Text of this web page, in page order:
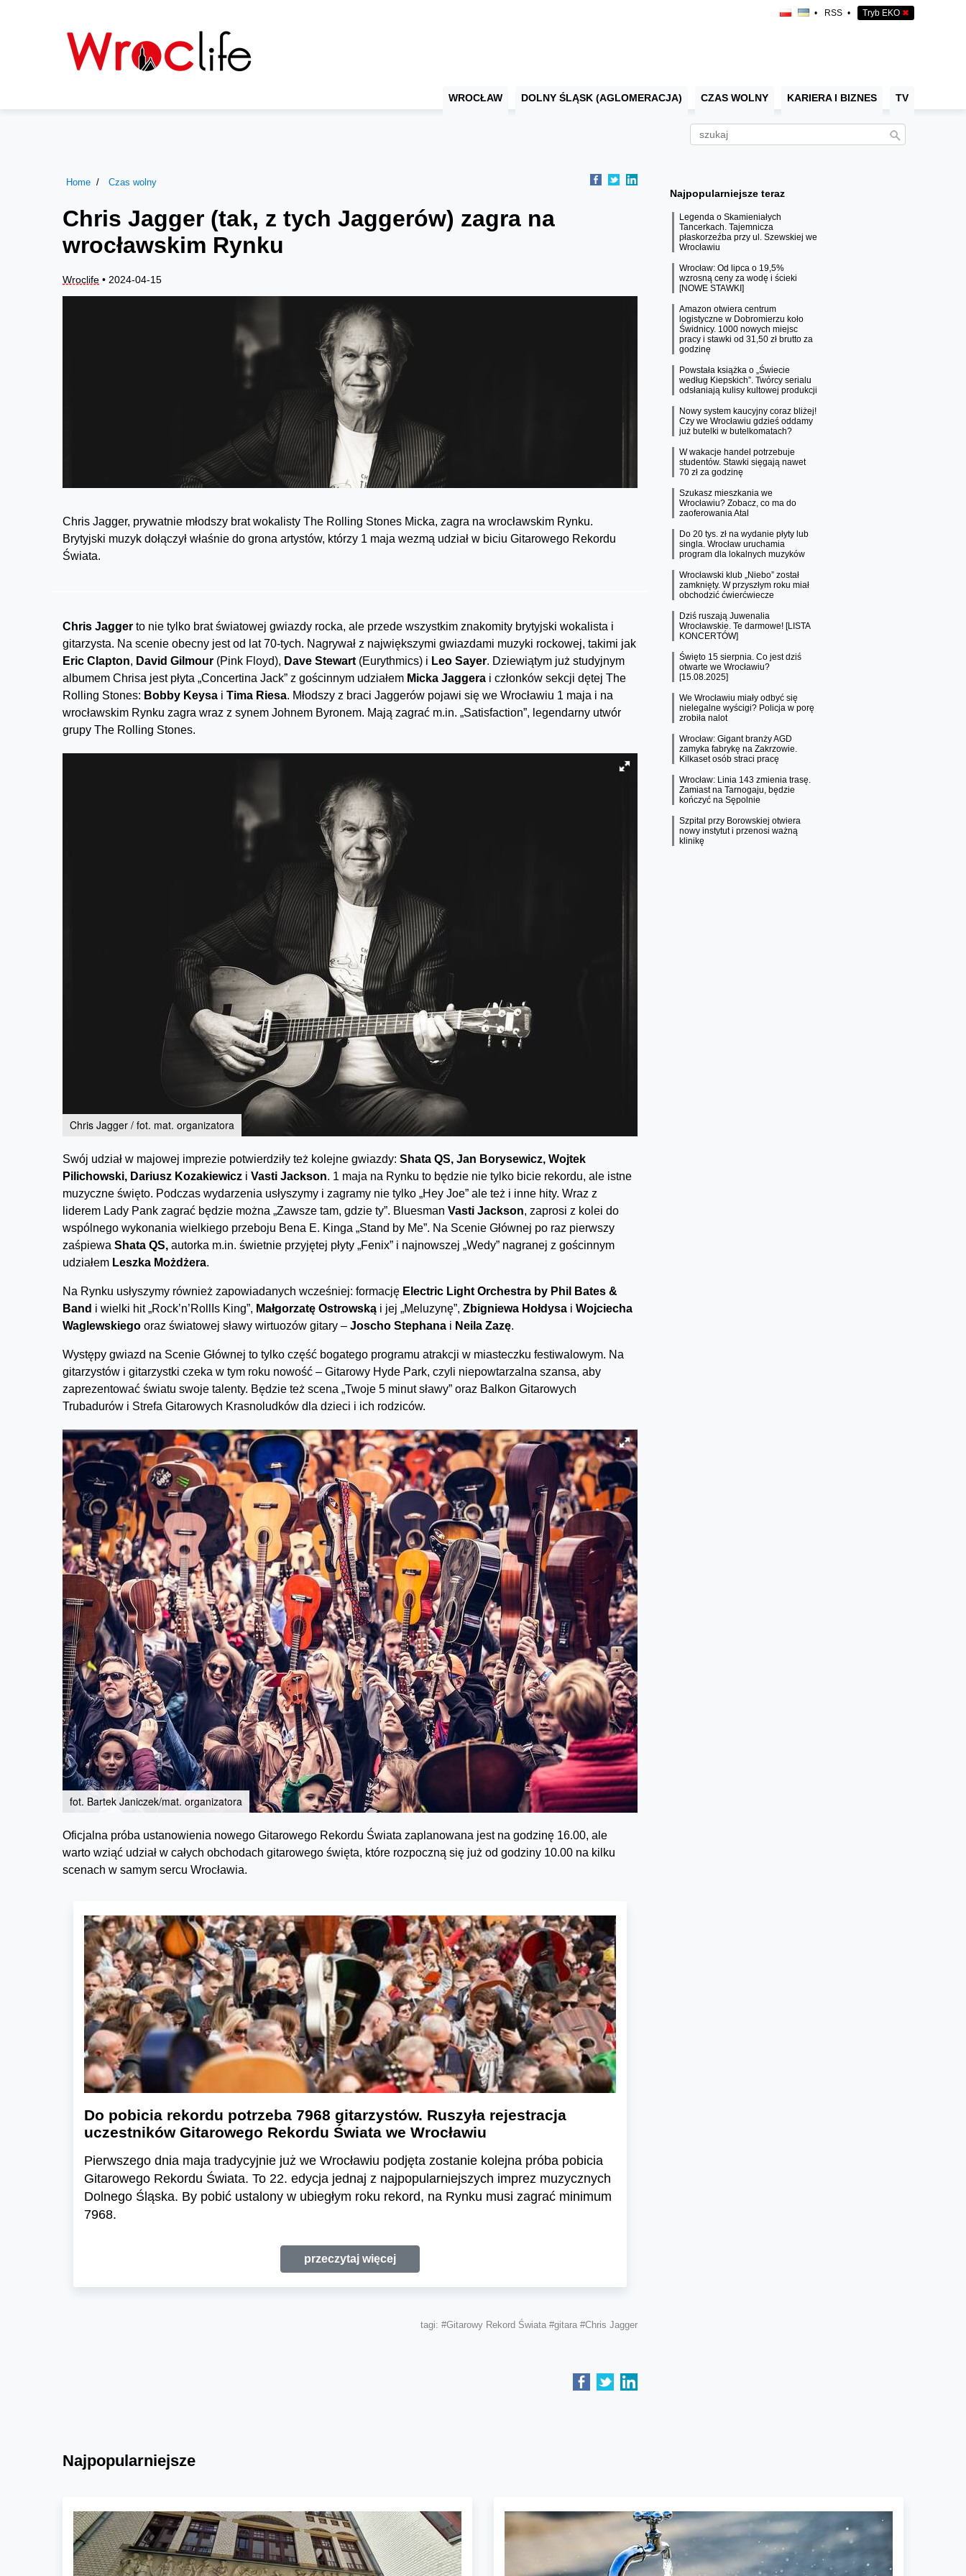
• RSS • Tryb EKO ✖
WROCŁAW DOLNY ŚLĄSK (AGLOMERACJA) CZAS WOLNY KARIERA I BIZNES TV
Home Czas wolny
Chris Jagger (tak, z tych Jaggerów) zagra na
wrocławskim Rynku
Wroclife • 2024-04-15
Chris Jagger, prywatnie młodszy brat wokalisty The Rolling Stones Micka, zagra na wrocławskim Rynku.
Brytyjski muzyk dołączył właśnie do grona artystów, którzy 1 maja wezmą udział w biciu Gitarowego Rekordu
Świata.
Chris Jagger to nie tylko brat światowej gwiazdy rocka, ale przede wszystkim znakomity brytyjski wokalista i
gitarzysta. Na scenie obecny jest od lat 70-tych. Nagrywał z największymi gwiazdami muzyki rockowej, takimi jak
Eric Clapton, David Gilmour (Pink Floyd), Dave Stewart (Eurythmics) i Leo Sayer. Dziewiątym już studyjnym
albumem Chrisa jest płyta „Concertina Jack” z gościnnym udziałem Micka Jaggera i członków sekcji dętej The
Rolling Stones: Bobby Keysa i Tima Riesa. Młodszy z braci Jaggerów pojawi się we Wrocławiu 1 maja i na
wrocławskim Rynku zagra wraz z synem Johnem Byronem. Mają zagrać m.in. „Satisfaction”, legendarny utwór
grupy The Rolling Stones.
Chris Jagger / fot. mat. organizatora
Swój udział w majowej imprezie potwierdziły też kolejne gwiazdy: Shata QS, Jan Borysewicz, Wojtek
Pilichowski, Dariusz Kozakiewicz i Vasti Jackson. 1 maja na Rynku to będzie nie tylko bicie rekordu, ale istne
muzyczne święto. Podczas wydarzenia usłyszymy i zagramy nie tylko „Hey Joe” ale też i inne hity. Wraz z
liderem Lady Pank zagrać będzie można „Zawsze tam, gdzie ty”. Bluesman Vasti Jackson, zaprosi z kolei do
wspólnego wykonania wielkiego przeboju Bena E. Kinga „Stand by Me”. Na Scenie Głównej po raz pierwszy
zaśpiewa Shata QS, autorka m.in. świetnie przyjętej płyty „Fenix” i najnowszej „Wedy” nagranej z gościnnym
udziałem Leszka Możdżera.
Na Rynku usłyszymy również zapowiadanych wcześniej: formację Electric Light Orchestra by Phil Bates &
Band i wielki hit „Rock’n’RollIs King”, Małgorzatę Ostrowską i jej „Meluzynę”, Zbigniewa Hołdysa i Wojciecha
Waglewskiego oraz światowej sławy wirtuozów gitary – Joscho Stephana i Neila Zazę.
Występy gwiazd na Scenie Głównej to tylko część bogatego programu atrakcji w miasteczku festiwalowym. Na
gitarzystów i gitarzystki czeka w tym roku nowość – Gitarowy Hyde Park, czyli niepowtarzalna szansa, aby
zaprezentować światu swoje talenty. Będzie też scena „Twoje 5 minut sławy” oraz Balkon Gitarowych
Trubadurów i Strefa Gitarowych Krasnoludków dla dzieci i ich rodziców.
fot. Bartek Janiczek/mat. organizatora
Oficjalna próba ustanowienia nowego Gitarowego Rekordu Świata zaplanowana jest na godzinę 16.00, ale
warto wziąć udział w całych obchodach gitarowego święta, które rozpoczną się już od godziny 10.00 na kilku
scenach w samym sercu Wrocławia.
Do pobicia rekordu potrzeba 7968 gitarzystów. Ruszyła rejestracja
uczestników Gitarowego Rekordu Świata we Wrocławiu
Pierwszego dnia maja tradycyjnie już we Wrocławiu podjęta zostanie kolejna próba pobicia
Gitarowego Rekordu Świata. To 22. edycja jednaj z najpopularniejszych imprez muzycznych
Dolnego Śląska. By pobić ustalony w ubiegłym roku rekord, na Rynku musi zagrać minimum
7968.
przeczytaj więcej
tagi: #Gitarowy Rekord Świata #gitara #Chris Jagger
Najpopularniejsze teraz
Legenda o Skamieniałych
Tancerkach. Tajemnicza
płaskorzeźba przy ul. Szewskiej we
Wrocławiu
Wrocław: Od lipca o 19,5%
wzrosną ceny za wodę i ścieki
[NOWE STAWKI]
Amazon otwiera centrum
logistyczne w Dobromierzu koło
Świdnicy. 1000 nowych miejsc
pracy i stawki od 31,50 zł brutto za
godzinę
Powstała książka o „Świecie
według Kiepskich”. Twórcy serialu
odsłaniają kulisy kultowej produkcji
Nowy system kaucyjny coraz bliżej!
Czy we Wrocławiu gdzieś oddamy
już butelki w butelkomatach?
W wakacje handel potrzebuje
studentów. Stawki sięgają nawet
70 zł za godzinę
Szukasz mieszkania we
Wrocławiu? Zobacz, co ma do
zaoferowania Atal
Do 20 tys. zł na wydanie płyty lub
singla. Wrocław uruchamia
program dla lokalnych muzyków
Wrocławski klub „Niebo” został
zamknięty. W przyszłym roku miał
obchodzić ćwierćwiecze
Dziś ruszają Juwenalia
Wrocławskie. Te darmowe! [LISTA
KONCERTÓW]
Święto 15 sierpnia. Co jest dziś
otwarte we Wrocławiu?
[15.08.2025]
We Wrocławiu miały odbyć się
nielegalne wyścigi? Policja w porę
zrobiła nalot
Wrocław: Gigant branży AGD
zamyka fabrykę na Zakrzowie.
Kilkaset osób straci pracę
Wrocław: Linia 143 zmienia trasę.
Zamiast na Tarnogaju, będzie
kończyć na Sępolnie
Szpital przy Borowskiej otwiera
nowy instytut i przenosi ważną
klinikę
Najpopularniejsze